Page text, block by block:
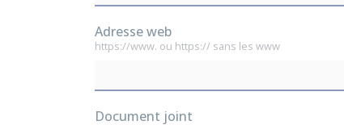
Adresse web
https://www. ou https:// sans les www
Document joint